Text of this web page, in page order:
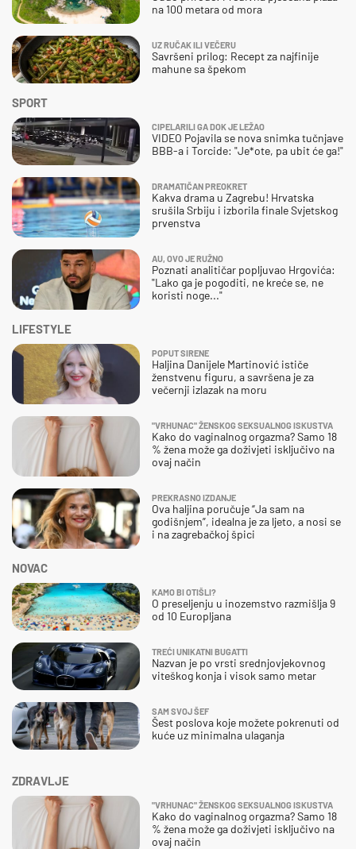
ZDRAVLJE
"VRHUNAC" ŽENSKOG SEKSUALNOG ISKUSTVA
Kako do vaginalnog orgazma? Samo 18
% žena može ga doživjeti isključivo na
ovaj način
SPORT
CIPELARILI GA DOK JE LEŽAO
VIDEO Pojavila se nova snimka tučnjave
BBB-a i Torcide: "Je*ote, pa ubit će ga!"
DRAMATIČAN PREOKRET
Kakva drama u Zagrebu! Hrvatska
srušila Srbiju i izborila finale Svjetskog
prvenstva
AU, OVO JE RUŽNO
Poznati analitičar popljuvao Hrgovića:
"Lako ga je pogoditi, ne kreće se, ne
koristi noge..."
na 100 metara od mora
UZ RUČAK ILI VEČERU
Savršeni prilog: Recept za najfinije
mahune sa špekom
NOVAC
KAMO BI OTIŠLI?
O preseljenju u inozemstvo razmišlja 9
od 10 Europljana
TREĆI UNIKATNI BUGATTI
Nazvan je po vrsti srednjovjekovnog
viteškog konja i visok samo metar
SAM SVOJ ŠEF
Šest poslova koje možete pokrenuti od
kuće uz minimalna ulaganja
LIFESTYLE
POPUT SIRENE
Haljina Danijele Martinović ističe
ženstvenu figuru, a savršena je za
večernji izlazak na moru
"VRHUNAC" ŽENSKOG SEKSUALNOG ISKUSTVA
Kako do vaginalnog orgazma? Samo 18
% žena može ga doživjeti isključivo na
ovaj način
PREKRASNO IZDANJE
Ova haljina poručuje “Ja sam na
godišnjem”, idealna je za ljeto, a nosi se
i na zagrebačkoj špici